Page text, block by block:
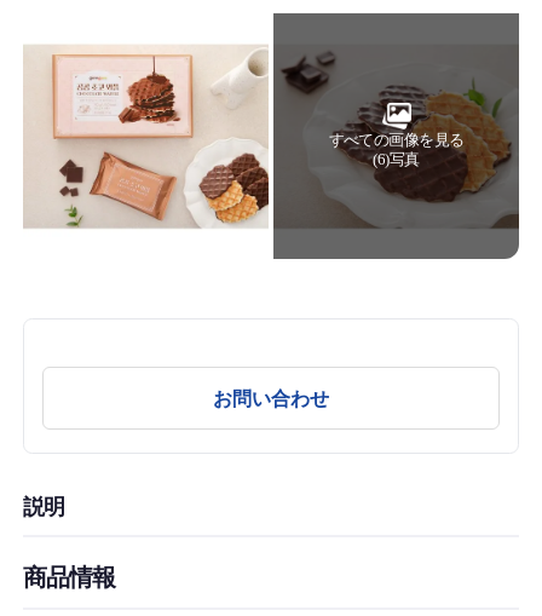
すべての画像を見る
(6)写真
お問い合わせ
説明
商品情報